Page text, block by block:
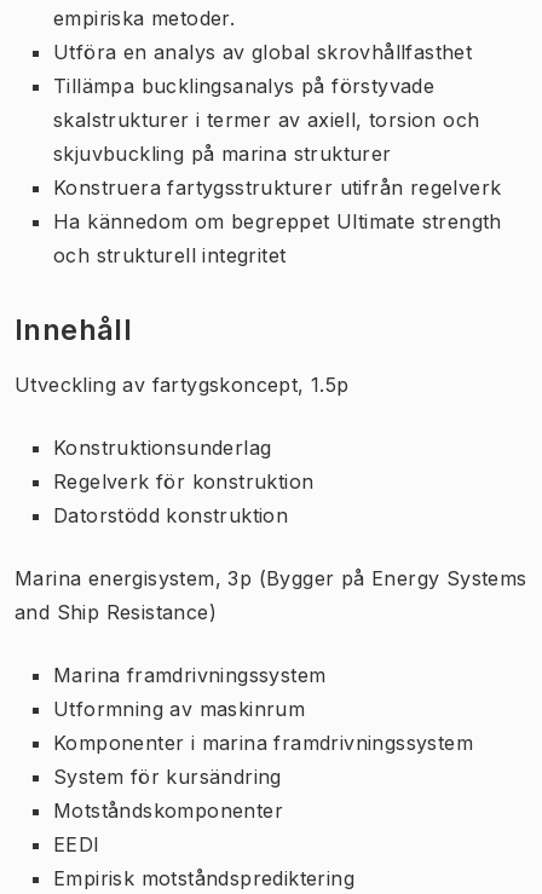
empiriska metoder.
Utföra en analys av global skrovhållfasthet
Tillämpa bucklingsanalys på förstyvade
skalstrukturer i termer av axiell, torsion och
skjuvbuckling på marina strukturer
Konstruera fartygsstrukturer utifrån regelverk
Ha kännedom om begreppet Ultimate strength
och strukturell integritet
Innehåll
Utveckling av fartygskoncept, 1.5p
Konstruktionsunderlag
Regelverk för konstruktion
Datorstödd konstruktion
Marina energisystem, 3p (Bygger på Energy Systems
and Ship Resistance)
Marina framdrivningssystem
Utformning av maskinrum
Komponenter i marina framdrivningssystem
System för kursändring
Motståndskomponenter
EEDI
Empirisk motståndsprediktering